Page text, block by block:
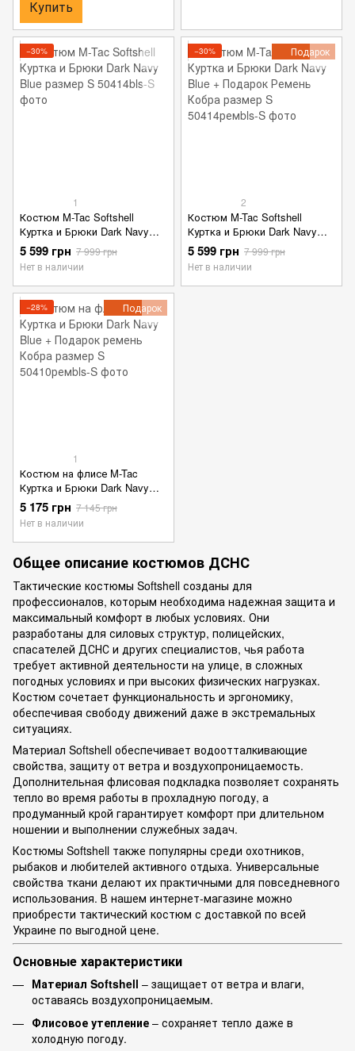
Купить
−30%
1
Костюм M-Tac Softshell
Куртка и Брюки Dark Navy
Blue размер S
5 599 грн 7 999 грн
Нет в наличии
Подарок
−30%
2
Костюм M-Tac Softshell
Куртка и Брюки Dark Navy
Blue + Подарок Ремень
Кобра размер S
5 599 грн 7 999 грн
Нет в наличии
Подарок
−28%
1
Костюм на флисе M-Tac
Куртка и Брюки Dark Navy
Blue + Подарок ремень
Кобра размер S
5 175 грн 7 145 грн
Нет в наличии
Общее описание костюмов ДСНС
Тактические костюмы Softshell созданы для
профессионалов, которым необходима надежная защита и
максимальный комфорт в любых условиях. Они
разработаны для силовых структур, полицейских,
спасателей ДСНС и других специалистов, чья работа
требует активной деятельности на улице, в сложных
погодных условиях и при высоких физических нагрузках.
Костюм сочетает функциональность и эргономику,
обеспечивая свободу движений даже в экстремальных
ситуациях.
Материал Softshell обеспечивает водоотталкивающие
свойства, защиту от ветра и воздухопроницаемость.
Дополнительная флисовая подкладка позволяет сохранять
тепло во время работы в прохладную погоду, а
продуманный крой гарантирует комфорт при длительном
ношении и выполнении служебных задач.
Костюмы Softshell также популярны среди охотников,
рыбаков и любителей активного отдыха. Универсальные
свойства ткани делают их практичными для повседневного
использования. В нашем интернет-магазине можно
приобрести тактический костюм с доставкой по всей
Украине по выгодной цене.
Основные характеристики
Материал Softshell – защищает от ветра и влаги,
оставаясь воздухопроницаемым.
Флисовое утепление – сохраняет тепло даже в
холодную погоду.